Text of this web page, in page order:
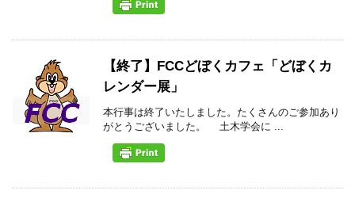
【終了】FCCどぼくカフェ「どぼくカ
レンダー展」
本行事は終了いたしました。たくさんのご参加あり
がとうございました。 土木学会に ...